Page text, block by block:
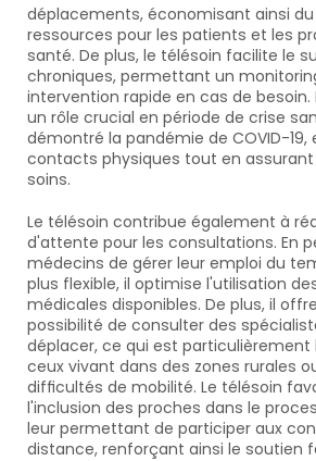
déplacements, économisant ainsi
ressources pour les patients et les
santé. De plus, le télésoin facilite le
chroniques, permettant un
intervention rapide en cas de
un rôle crucial en période de crise
démontré la pandémie de COVID-19,
contacts physiques tout en
soins.
Le télésoin contribue également à
d'attente pour les consultations. En
médecins de gérer leur emploi du
plus flexible, il optimise l'utilisation
médicales disponibles. De plus, il
possibilité de consulter des
déplacer, ce qui est particulièrement
ceux vivant dans des zones rurales
difficultés de mobilité. Le télésoin
l'inclusion des proches dans le
leur permettant de participer aux
distance, renforçant ainsi le soutien